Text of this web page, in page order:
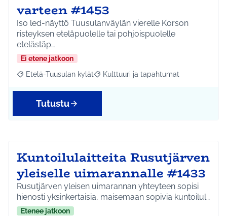
varteen #1453
Iso led-näyttö Tuusulanväylän vierelle Korson
risteyksen eteläpuolelle tai pohjoispuolelle
etelästäp…
Ei etene jatkoon
Rajaa tulokset aihepiirin mukaan: Etelä-Tuusulan kylät
Etelä-Tuusulan kylät Rajaa tulokset teeman mukaan:
Kulttuuri ja tapahtumat
Tutustu
Kuntoilulaitteita Rusutjärven
yleiselle uimarannalle #1433
Rusutjärven yleisen uimarannan yhteyteen sopisi
hienosti yksinkertaisia, maisemaan sopivia kuntoilul…
Etenee jatkoon